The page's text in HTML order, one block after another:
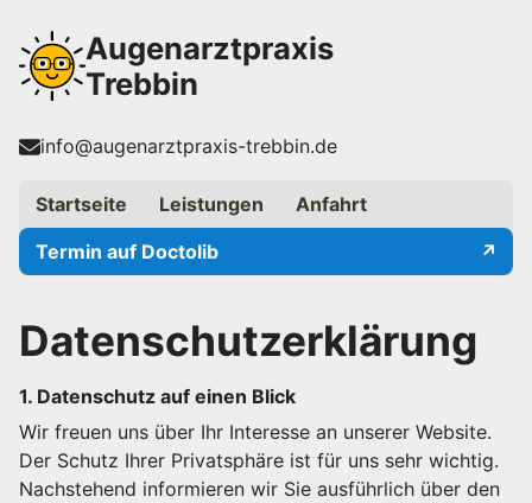
Augenarztpraxis
Trebbin
info@augenarztpraxis-trebbin.de
Startseite Leistungen
Anfahrt
Termin auf Doctolib
Datenschutzerklärung
1. Datenschutz auf einen Blick
Wir freuen uns über Ihr Interesse an unserer Website.
Der Schutz Ihrer Privatsphäre ist für uns sehr wichtig.
Nachstehend informieren wir Sie ausführlich über den